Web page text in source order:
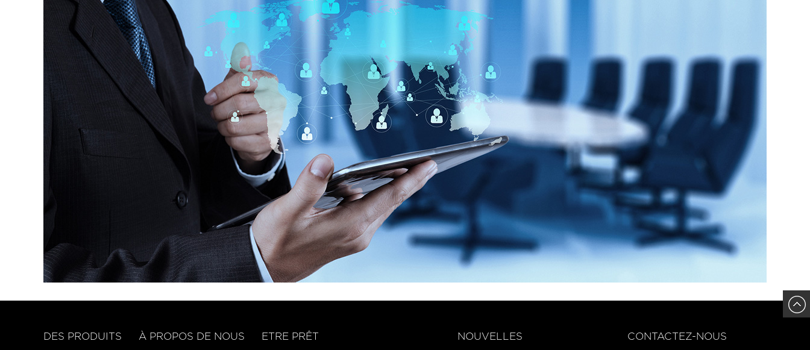
DES PRODUITS À PROPOS DE NOUS ETRE PRÊT NOUVELLES CONTACTEZ-NOUS